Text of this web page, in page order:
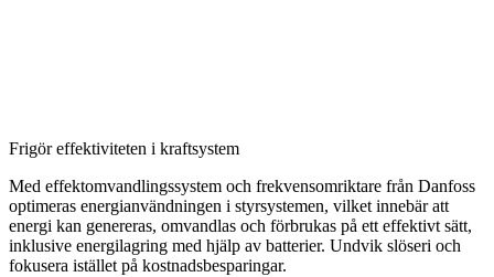
Frigör effektiviteten i kraftsystem
Med effektomvandlingssystem och frekvensomriktare från Danfoss
optimeras energianvändningen i styrsystemen, vilket innebär att
energi kan genereras, omvandlas och förbrukas på ett effektivt sätt,
inklusive energilagring med hjälp av batterier. Undvik slöseri och
fokusera istället på kostnadsbesparingar.